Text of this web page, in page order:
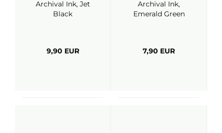
Archival Ink, Jet
Black
9,90 EUR
Archival Ink,
Emerald Green
7,90 EUR